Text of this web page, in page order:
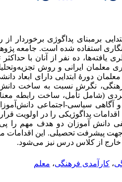
برمبنای پداگوژی برخوردار
استفاده شده است. جامعه
یافته‌ها، ده نفر از آنان با
معلمان ایرانی و روش
دورۀ ابتدایی دارای ابعاد
نگرش نسبت به ساخت
(شامل تأمل، ساخت رابطه
سیاسی-اجتماعی
پداگوژیکی را در اولویت
دانش آموزان دو هدف مهم را
پیشرفت تحصیلی. این
خارج از کلاس درس نیز می‌شود.
، کارآمدی فرهنگی، معلم